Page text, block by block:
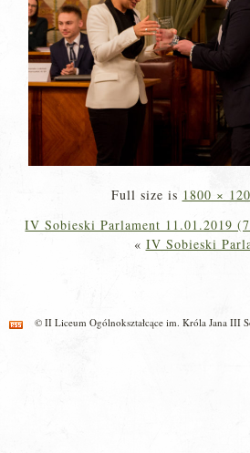
Full size is 1800 ×
IV Sobieski Parlament 11.01.2019
« IV Sobieski
© II Liceum Ogólnokształcące im. Króla Jana III